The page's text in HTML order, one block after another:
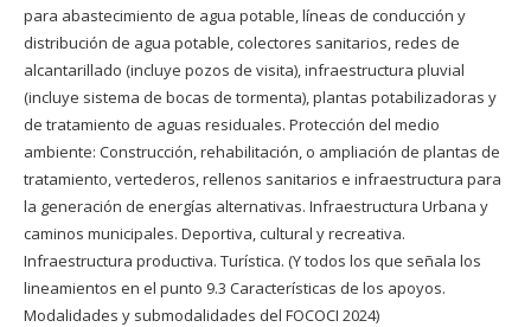
para abastecimiento de agua potable, líneas de conducción y
distribución de agua potable, colectores sanitarios, redes de
alcantarillado (incluye pozos de visita), infraestructura pluvial
(incluye sistema de bocas de tormenta), plantas potabilizadoras y
de tratamiento de aguas residuales. Protección del medio
ambiente: Construcción, rehabilitación, o ampliación de plantas de
tratamiento, vertederos, rellenos sanitarios e infraestructura para
la generación de energías alternativas. Infraestructura Urbana y
caminos municipales. Deportiva, cultural y recreativa.
Infraestructura productiva. Turística. (Y todos los que señala los
lineamientos en el punto 9.3 Características de los apoyos.
Modalidades y submodalidades del FOCOCI 2024)